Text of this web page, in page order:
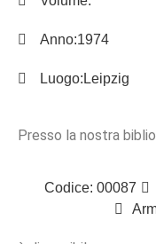
Anno:1974
Luogo: Leipzig
Presso la nostra
Codice: 00087